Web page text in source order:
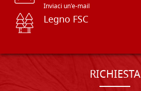
Inviaci un'e-mail
Legno FSC
RICHIESTA